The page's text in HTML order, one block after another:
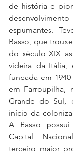
de história e
espumantes.
Basso, que
do século XIX
videira da Itália,
fundada em
em Farroupilha,
Grande do Sul,
início da
A Basso
Capital
terceiro maior